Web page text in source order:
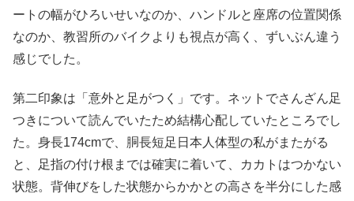
ートの幅がひろいせいなのか、ハンドルと座席の位置関係
なのか、教習所のバイクよりも視点が高く、ずいぶん違う
感じでした。
第二印象は「意外と足がつく」です。ネットでさんざん足
つきについて読んでいたため結構心配していたところでし
た。身長174cmで、胴長短足日本人体型の私がまたがる
と、足指の付け根までは確実に着いて、カカトはつかない
状態。背伸びをした状態からかかとの高さを半分にした感